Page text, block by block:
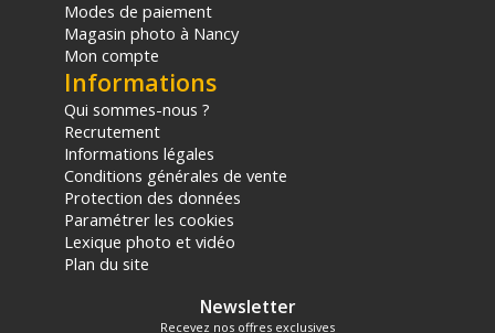
Modes de paiement
Magasin photo à Nancy
Mon compte
Informations
Qui sommes-nous ?
Recrutement
Informations légales
Conditions générales de vente
Protection des données
Paramétrer les cookies
Lexique photo et vidéo
Plan du site
Newsletter
Recevez nos offres exclusives